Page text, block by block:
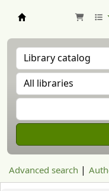
Advanced search